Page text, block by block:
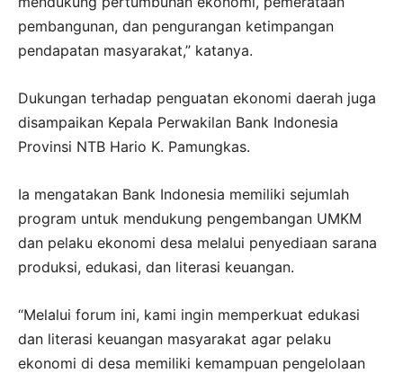
pembangunan, dan pengurangan ketimpangan
pendapatan masyarakat,” katanya.
Dukungan terhadap penguatan ekonomi daerah juga
disampaikan Kepala Perwakilan Bank Indonesia
Provinsi NTB Hario K. Pamungkas.
Ia mengatakan Bank Indonesia memiliki sejumlah
program untuk mendukung pengembangan UMKM
dan pelaku ekonomi desa melalui penyediaan sarana
produksi, edukasi, dan literasi keuangan.
“Melalui forum ini, kami ingin memperkuat edukasi
dan literasi keuangan masyarakat agar pelaku
ekonomi di desa memiliki kemampuan pengelolaan